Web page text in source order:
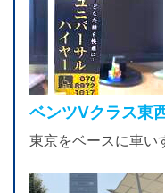
ベンツVクラス東
東京をベースに車い